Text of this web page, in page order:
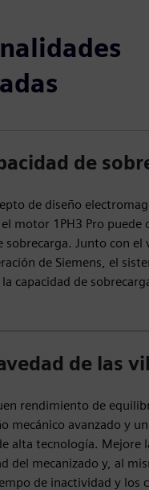
de
de diseño
motor 1PH3 Pro puede
sobrecarga. Junto con el
de Siemens, el
capacidad de
de las
rendimiento de
mecánico avanzado y
alta tecnología. Mejore
del mecanizado y, al
de inactividad y los